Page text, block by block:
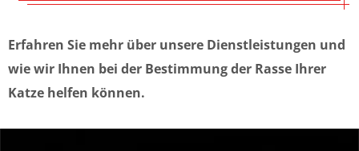
Erfahren Sie mehr über unsere Dienstleistungen und
wie wir Ihnen bei der Bestimmung der Rasse Ihrer
Katze helfen können.